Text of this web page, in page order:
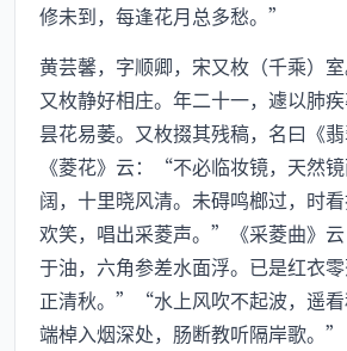
修未到，每逢花月总多愁。”
黄芸馨，字顺卿，宋又枚（千乘）
又枚静好相庄。年二十一，遽以肺疾
昙花易萎。又枚掇其残稿，名曰《翡
《菱花》云：“不必临妆镜，天然
阔，十里晓风清。未碍鸣榔过，时
欢笑，唱出采菱声。”《采菱曲》
于油，六角参差水面浮。已是红衣
正清秋。”“水上风吹不起波，遥
端棹入烟深处，肠断教听隔岸歌。”